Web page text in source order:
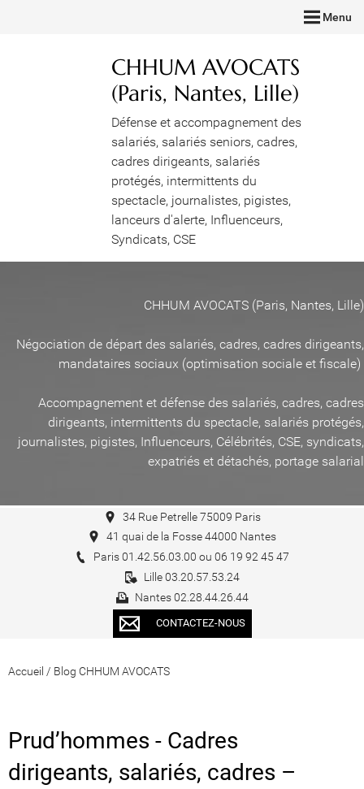
Menu
CHHUM AVOCATS
(Paris, Nantes, Lille)
Défense et accompagnement des
salariés, salariés seniors, cadres,
cadres dirigeants, salariés
protégés, intermittents du
spectacle, journalistes, pigistes,
lanceurs d'alerte, Influenceurs,
Syndicats, CSE
CHHUM AVOCATS (Paris, Nantes, Lille)
Négociation de départ des salariés, cadres, cadres dirigeants,
mandataires sociaux (optimisation sociale et fiscale)
Accompagnement et défense des salariés, cadres, cadres
dirigeants, intermittents du spectacle, salariés protégés,
journalistes, pigistes, Influenceurs, Célébrités, CSE, syndicats,
expatriés et détachés, portage salarial
34 Rue Petrelle 75009 Paris
41 quai de la Fosse 44000 Nantes
Paris 01.42.56.03.00 ou 06 19 92 45 47
Lille 03.20.57.53.24
Nantes 02.28.44.26.44
CONTACTEZ-NOUS
Accueil / Blog CHHUM AVOCATS
Prud’hommes - Cadres
dirigeants, salariés, cadres –